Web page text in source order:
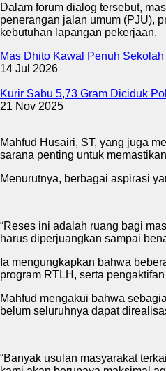
Dalam forum dialog tersebut,
penerangan jalan umum (PJU),
kebutuhan lapangan pekerjaan.
Mas Dhito Kawal Penuh
14 Jul 2026
Kurir Sabu 5,73 Gram Diciduk
21 Nov 2025
Mahfud Husairi, ST, yang juga
sarana penting untuk
Menurutnya, berbagai aspirasi
“Reses ini adalah ruang bagi
harus diperjuangkan sampai
Ia mengungkapkan bahwa
program RTLH, serta
Mahfud mengakui bahwa
belum seluruhnya dapat
“Banyak usulan masyarakat